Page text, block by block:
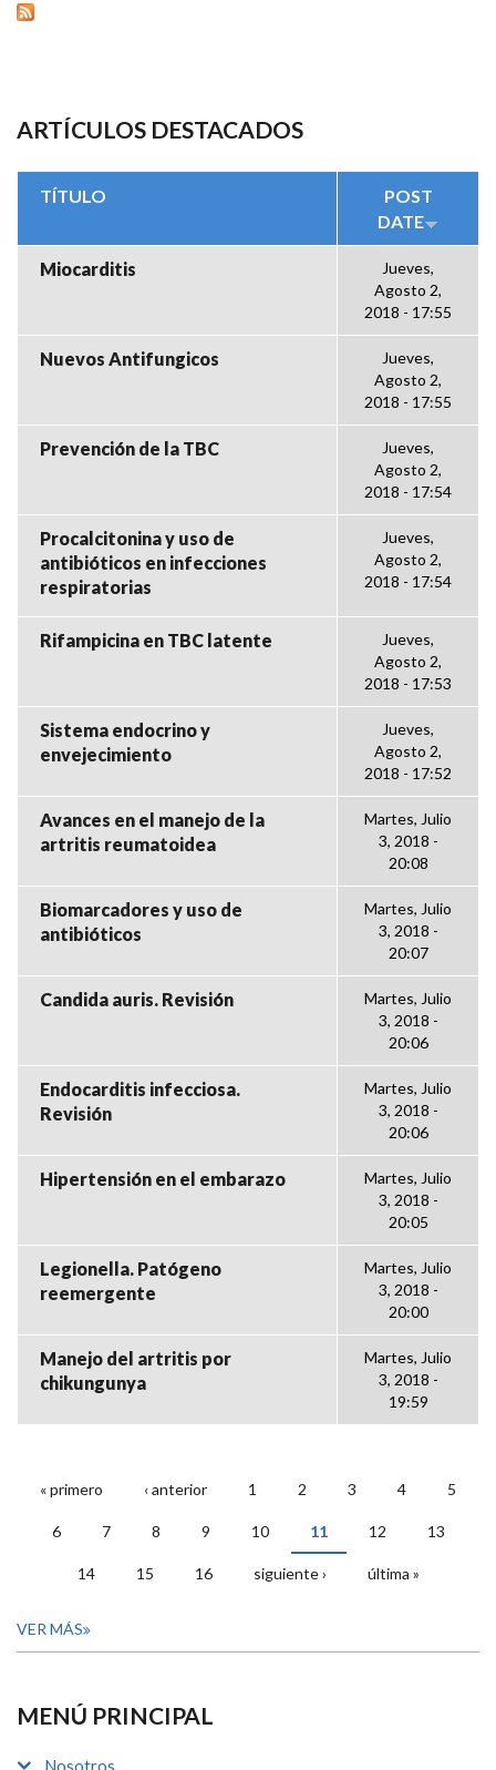
ARTÍCULOS DESTACADOS
TÍTULO
POST
DATE
Miocarditis
Jueves,
Agosto 2,
2018 - 17:55
Nuevos Antifungicos
Jueves,
Agosto 2,
2018 - 17:55
Prevención de la TBC
Jueves,
Agosto 2,
2018 - 17:54
Procalcitonina y uso de
antibióticos en infecciones
respiratorias
Jueves,
Agosto 2,
2018 - 17:54
Rifampicina en TBC latente
Jueves,
Agosto 2,
2018 - 17:53
Sistema endocrino y
envejecimiento
Jueves,
Agosto 2,
2018 - 17:52
Avances en el manejo de la
artritis reumatoidea
Martes, Julio
3, 2018 -
20:08
Biomarcadores y uso de
antibióticos
Martes, Julio
3, 2018 -
20:07
Candida auris. Revisión
Martes, Julio
3, 2018 -
20:06
Endocarditis infecciosa.
Revisión
Martes, Julio
3, 2018 -
20:06
Hipertensión en el embarazo
Martes, Julio
3, 2018 -
20:05
Legionella. Patógeno
reemergente
Martes, Julio
3, 2018 -
20:00
Manejo del artritis por
chikungunya
Martes, Julio
3, 2018 -
19:59
PÁGINAS
« primero ‹ anterior 1 2 3 4 5
6 7 8 9 10 11 12 13
14 15 16 siguiente › última »
VER MÁS
MENÚ PRINCIPAL
Nosotros